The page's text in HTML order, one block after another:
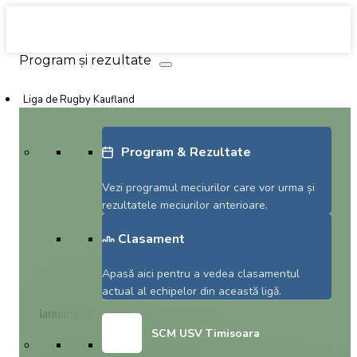
Liga de Rugby Kaufland
Program & Rezultate
Vezi programul meciurilor care vor urma și
rezultatele meciurilor anterioare.
Clasament
Apasă aici pentru a vedea clasamentul
actual al echipelor din această ligă.
SCM USV Timisoara
ianuarie 28, 2016
Continua cursurile de arbitri de rugby tag.